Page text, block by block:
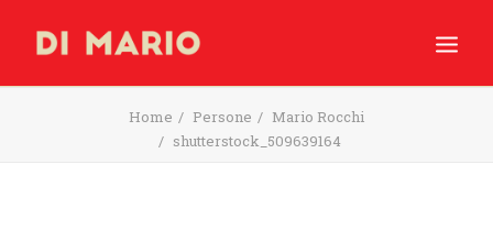
Home Persone
Mario Rocchi
shutterstock_509639164